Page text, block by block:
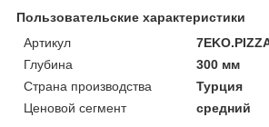
Пользовательские характеристики
Артикул
Глубина
300 мм
Страна производства
Турция
Ценовой сегмент
средний